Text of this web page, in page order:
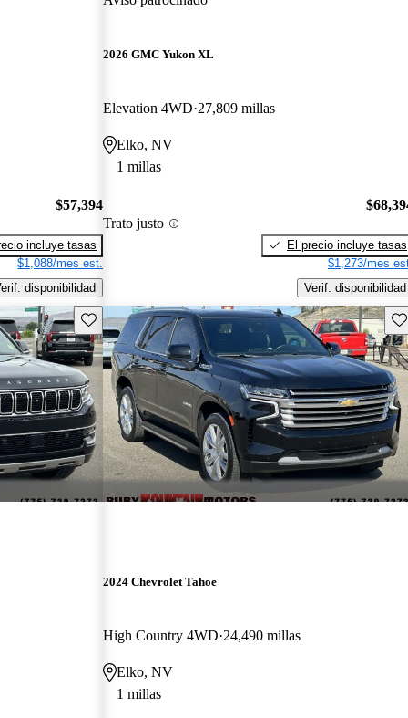
$57,394
incluye tasas
$1,088/mes est.
disponibilidad
2026 GMC Yukon XL
Elevation 4WD 27,809 millas
Elko, NV
1 millas
Trato justo
El precio incluye tasas
$1,273/mes
Verif. disponibilidad
Guarda este Aviso
2024 Chevrolet Tahoe
High Country 4WD 24,490 millas
Elko, NV
1 millas